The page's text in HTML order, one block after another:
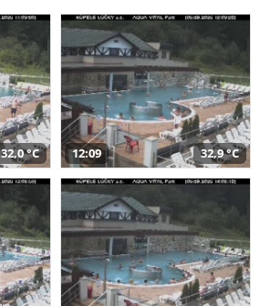
32,0 °C 12:09 32,9 °C